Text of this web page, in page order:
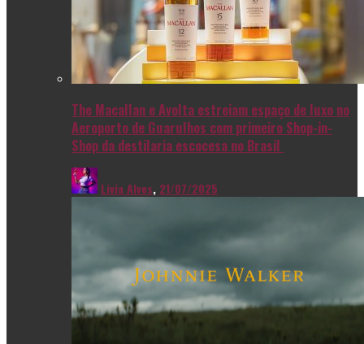
The Macallan e Avolta estreiam espaço de luxo no
Aeroporto de Guarulhos com primeiro Shop-in-
Shop da destilaria escocesa no Brasil
Livia Alves, 21/07/2025